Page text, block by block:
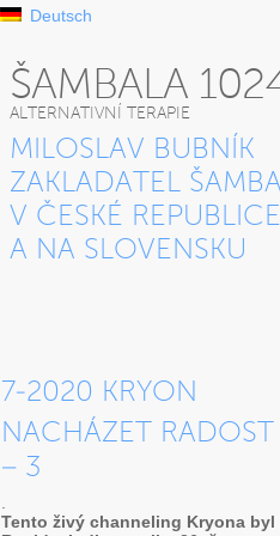
Deutsch
ŠAMBALA
ALTERNATIVNÍ TERAPIE
MILOSLAV BUBNÍK
ZAKLADATEL
V ČESKÉ REPUBLICE
A NA SLOVENSKU
7-2020 KRYON
NACHÁZET
– 3
Tento živý channeling Kryona byl